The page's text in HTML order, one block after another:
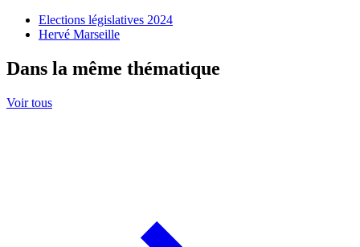
Elections législatives 2024
Hervé Marseille
Dans la même thématique
Voir tous